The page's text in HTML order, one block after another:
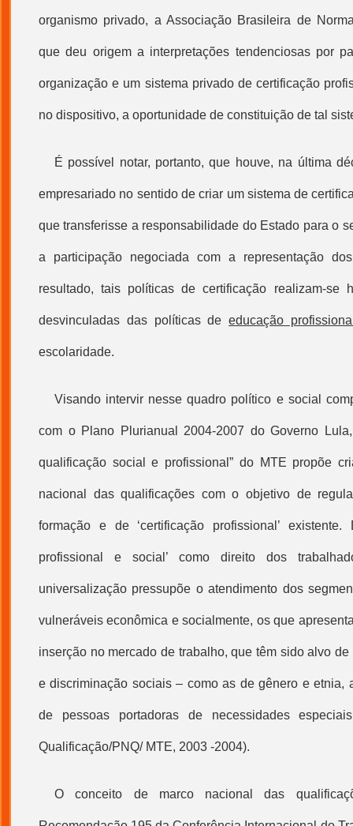
organismo privado, a Associação Brasileira de
que deu origem a interpretações tendenciosas por
organização e um sistema privado decertificação
no dispositivo, a oportunidade de constituição de tal
É possível notar, portanto, que houve, na última
empresariado no sentido de criar um sistema de
que transferisse a responsabilidade do Estado para o
a participação negociada com a representação
resultado, tais políticas de certificação realizam-se
desvinculadas das políticas deeducação
escolaridade.
Visando intervir nesse quadro político e social
com o Plano Plurianual 2004-2007 do Governo
qualificação social e profissional” do MTE propõe
nacional das qualificações com o objetivo de
formação e de ‘certificação profissional ’ existente.
profissional e social’ como direito dos
universalização pressupõe o atendimento dos
vulneráveis econômica e socialmente, os que
inserção no mercado de trabalho, que têm sido alvo
e discriminação sociais – como as de gênero e etnia,
de pessoas portadoras de necessidades
Qualificação/PNQ/ MTE, 2003 -2004).
O conceito de marco nacional das